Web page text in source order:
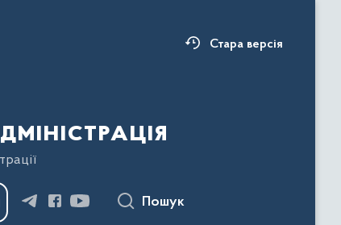
Стара версія
Пошук